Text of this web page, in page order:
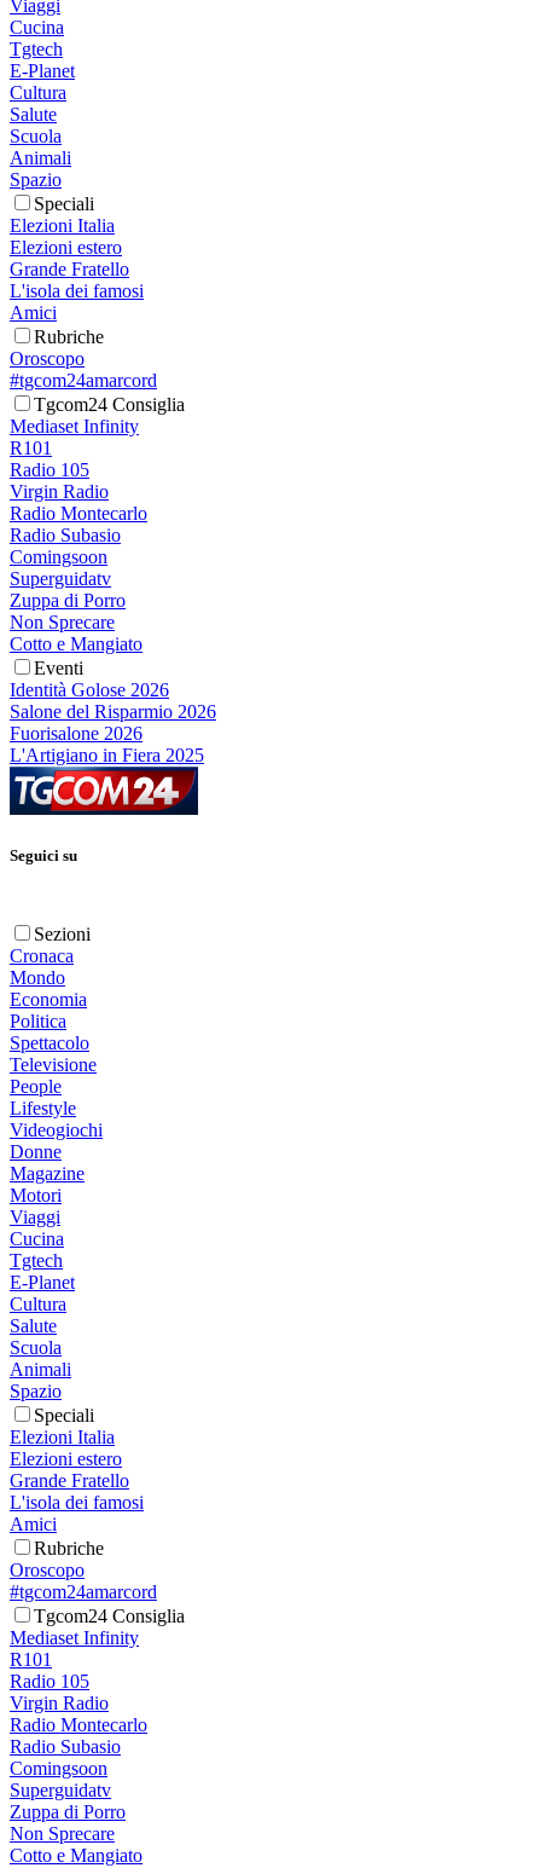
Viaggi
Cucina
Tgtech
E-Planet
Cultura
Salute
Scuola
Animali
Spazio
Speciali
Elezioni Italia
Elezioni estero
Grande Fratello
L'isola dei famosi
Amici
Rubriche
Oroscopo
#tgcom24amarcord
Tgcom24 Consiglia
Mediaset Infinity
R101
Radio 105
Virgin Radio
Radio Montecarlo
Radio Subasio
Comingsoon
Superguidatv
Zuppa di Porro
Non Sprecare
Cotto e Mangiato
Eventi
Identità Golose 2026
Salone del Risparmio 2026
Fuorisalone 2026
L'Artigiano in Fiera 2025
Seguici su
Sezioni
Cronaca
Mondo
Economia
Politica
Spettacolo
Televisione
People
Lifestyle
Videogiochi
Donne
Magazine
Motori
Viaggi
Cucina
Tgtech
E-Planet
Cultura
Salute
Scuola
Animali
Spazio
Speciali
Elezioni Italia
Elezioni estero
Grande Fratello
L'isola dei famosi
Amici
Rubriche
Oroscopo
#tgcom24amarcord
Tgcom24 Consiglia
Mediaset Infinity
R101
Radio 105
Virgin Radio
Radio Montecarlo
Radio Subasio
Comingsoon
Superguidatv
Zuppa di Porro
Non Sprecare
Cotto e Mangiato